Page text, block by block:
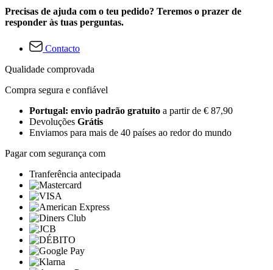
Precisas de ajuda com o teu pedido? Teremos o prazer de
responder às tuas perguntas.
Contacto
Qualidade comprovada
Compra segura e confiável
Portugal: envio padrão gratuito a partir de € 87,90
Devoluções Grátis
Enviamos para mais de 40 países ao redor do mundo
Pagar com segurança com
Tranferência antecipada